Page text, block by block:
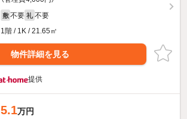
敷 不要 礼 不要
1階 / 1K / 21.65㎡
物件詳細を見る
提供
5.1万円